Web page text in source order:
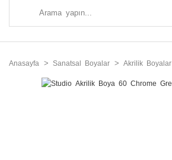
Anasayfa Sanatsal Boyalar Akrilik Boyalar